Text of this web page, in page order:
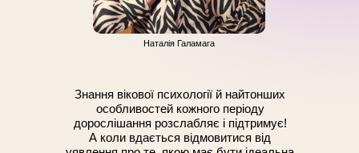
Знання вікової психології й найтонших
особливостей кожного періоду
дорослішання розслабляє і підтримує!
А коли вдається відмовитися від
Наталія Галамага